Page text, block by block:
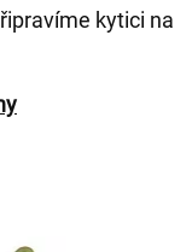
kytici na